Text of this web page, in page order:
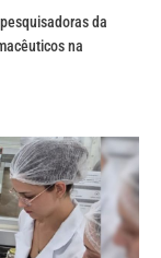
da
na